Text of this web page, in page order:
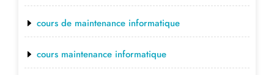
cours de maintenance informatique
cours maintenance informatique